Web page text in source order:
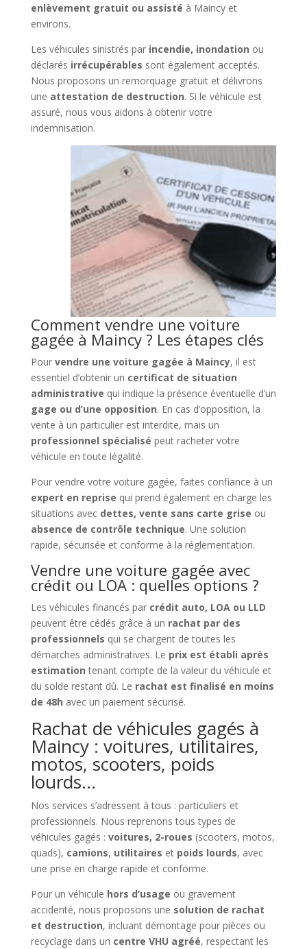
enlèvement gratuit ou assisté à Maincy et
environs.
Les véhicules sinistrés par incendie, inondation ou
déclarés irrécupérables sont également acceptés.
Nous proposons un remorquage gratuit et délivrons
une attestation de destruction. Si le véhicule est
assuré, nous vous aidons à obtenir votre
indemnisation.
Comment vendre une voiture
gagée à Maincy ? Les étapes clés
Pour vendre une voiture gagée à Maincy, il est
essentiel d’obtenir un certificat de situation
administrative qui indique la présence éventuelle d’un
gage ou d’une opposition. En cas d’opposition, la
vente à un particulier est interdite, mais un
professionnel spécialisé peut racheter votre
véhicule en toute légalité.
Pour vendre votre voiture gagée, faites confiance à un
expert en reprise qui prend également en charge les
situations avec dettes, vente sans carte grise ou
absence de contrôle technique. Une solution
rapide, sécurisée et conforme à la réglementation.
Vendre une voiture gagée avec
crédit ou LOA : quelles options ?
Les véhicules financés par crédit auto, LOA ou LLD
peuvent être cédés grâce à un rachat par des
professionnels qui se chargent de toutes les
démarches administratives. Le prix est établi après
estimation tenant compte de la valeur du véhicule et
du solde restant dû. Le rachat est finalisé en moins
de 48h avec un paiement sécurisé.
Rachat de véhicules gagés à
Maincy : voitures, utilitaires,
motos, scooters, poids
lourds…
Nos services s’adressent à tous : particuliers et
professionnels. Nous reprenons tous types de
véhicules gagés : voitures, 2-roues (scooters, motos,
quads), camions, utilitaires et poids lourds, avec
une prise en charge rapide et conforme.
Pour un véhicule hors d’usage ou gravement
accidenté, nous proposons une solution de rachat
et destruction, incluant démontage pour pièces ou
recyclage dans un centre VHU agréé, respectant les